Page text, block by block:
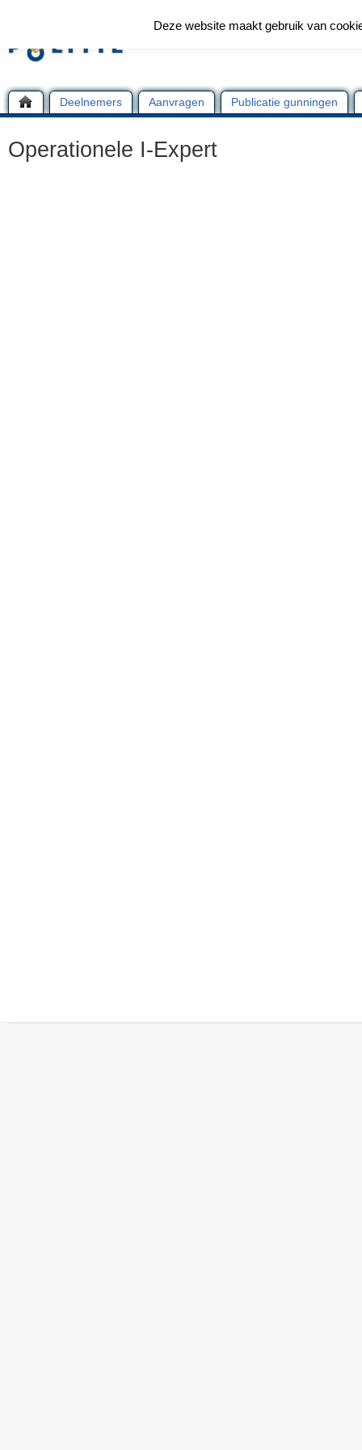
Deelnemers Aanvragen Publicatie gunningen
Operationele I-Expert
Deze website maakt gebruik van